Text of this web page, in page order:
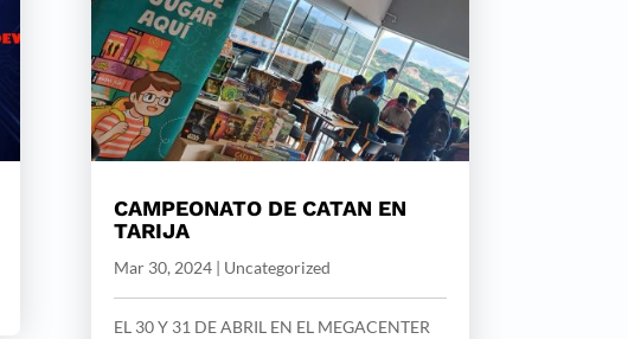
CAMPEONATO DE CATAN EN
TARIJA
Mar 30, 2024| Uncategorized
EL 30 Y 31 DE ABRIL EN EL MEGACENTER